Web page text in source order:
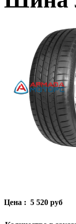
Цена : 5 520 руб